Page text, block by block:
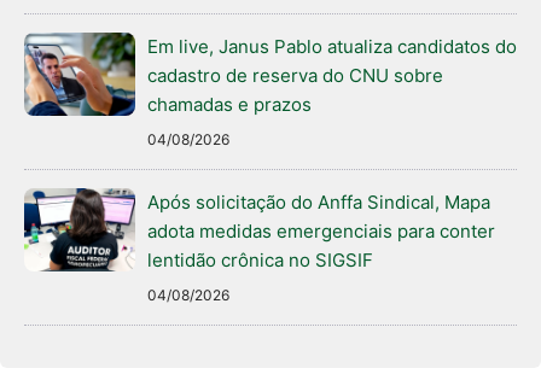
Em live, Janus Pablo atualiza candidatos do
cadastro de reserva do CNU sobre
chamadas e prazos
04/08/2026
Após solicitação do Anffa Sindical, Mapa
adota medidas emergenciais para conter
lentidão crônica no SIGSIF
04/08/2026